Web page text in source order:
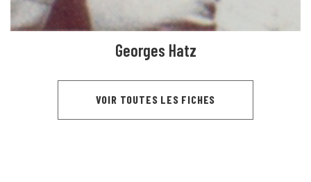
Georges Hatz
VOIR TOUTES LES FICHES